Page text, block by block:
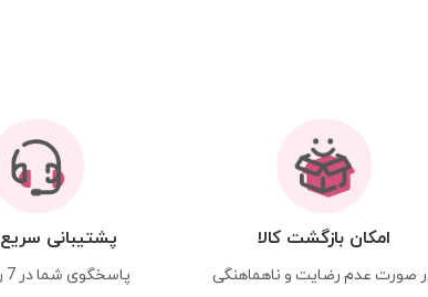
امکان بازگشت کالا
صورت عدم رضایت و ناهماهنگی
پشتیبانی سریع 24/7
پاسخگوی شما در 7 روز هفته